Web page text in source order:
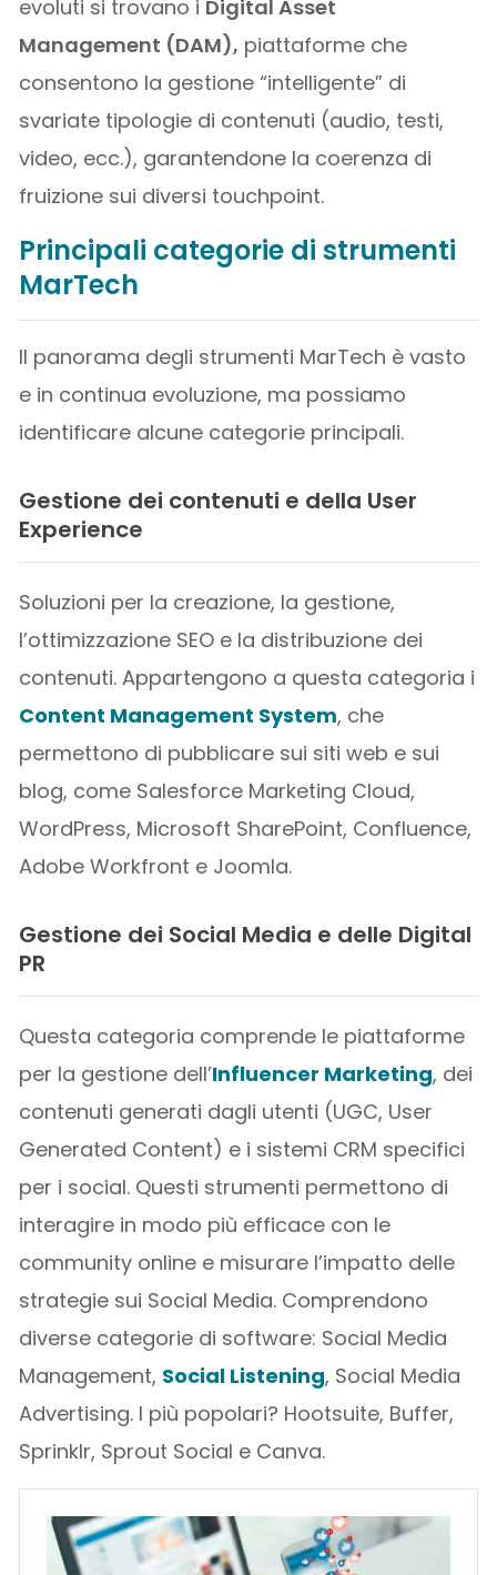
evoluti si trovano i Digital Asset
Management (DAM), piattaforme che
consentono la gestione “intelligente” di
svariate tipologie di contenuti (audio, testi,
video, ecc.), garantendone la coerenza di
fruizione sui diversi touchpoint.
Principali categorie di strumenti
MarTech
Il panorama degli strumenti MarTech è vasto
e in continua evoluzione, ma possiamo
identificare alcune categorie principali.
Gestione dei contenuti e della User
Experience
Soluzioni per la creazione, la gestione,
l’ottimizzazione SEO e la distribuzione dei
contenuti. Appartengono a questa categoria i
Content Management System, che
permettono di pubblicare sui siti web e sui
blog, come Salesforce Marketing Cloud,
WordPress, Microsoft SharePoint, Confluence,
Adobe Workfront e Joomla.
Gestione dei Social Media e delle Digital
PR
Questa categoria comprende le piattaforme
per la gestione dell’Influencer Marketing, dei
contenuti generati dagli utenti (UGC, User
Generated Content) e i sistemi CRM specifici
per i social. Questi strumenti permettono di
interagire in modo più efficace con le
community online e misurare l’impatto delle
strategie sui Social Media. Comprendono
diverse categorie di software: Social Media
Management, Social Listening, Social Media
Advertising. I più popolari? Hootsuite, Buffer,
Sprinklr, Sprout Social e Canva.